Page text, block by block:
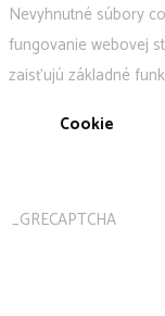
Nevyhnutné súbory
fungovanie webovej
zaisťujú základné
Cookie
_GRECAPTCHA